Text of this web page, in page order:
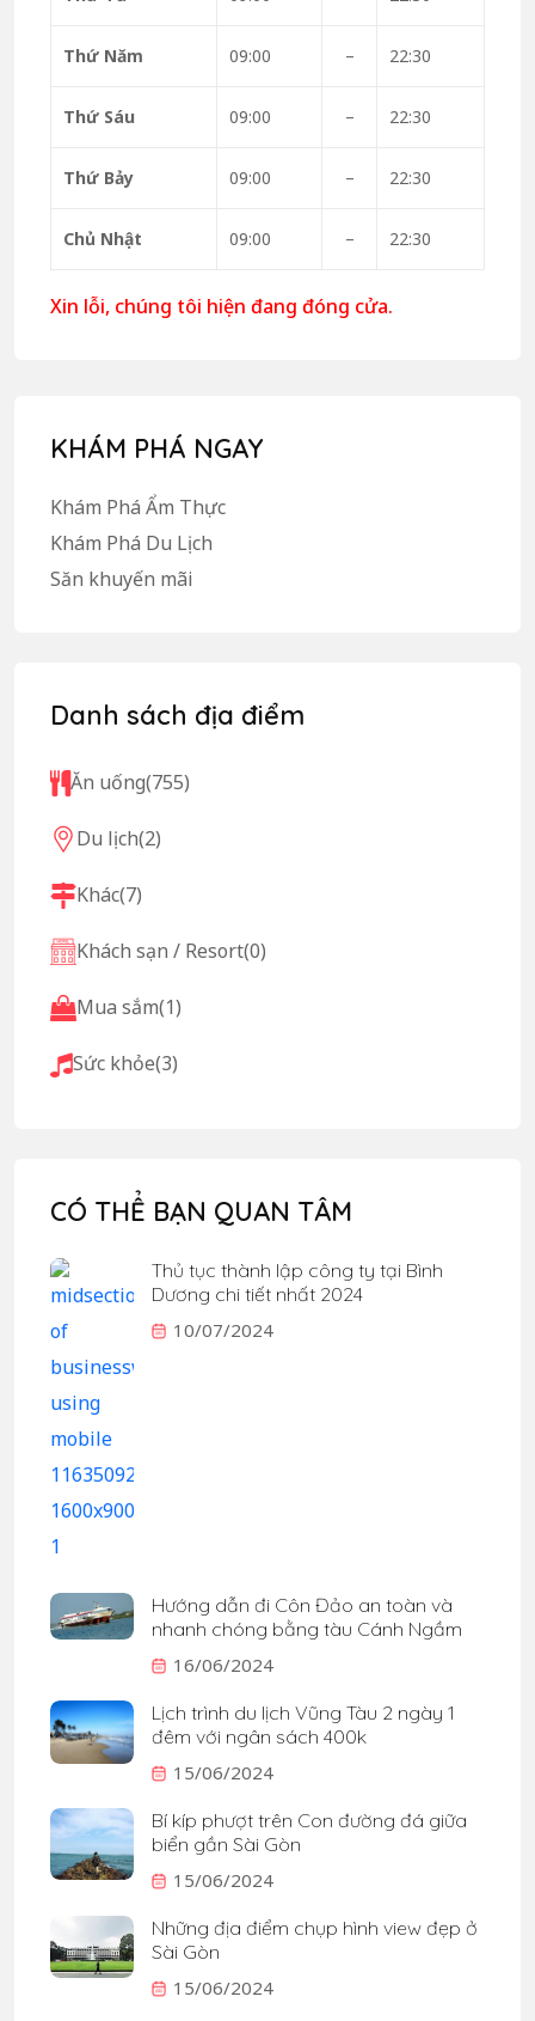
Thứ Năm 09:00 – 22:30
Thứ Sáu 09:00 – 22:30
Thứ Bảy 09:00 – 22:30
Chủ Nhật 09:00 – 22:30
Xin lỗi, chúng tôi hiện đang đóng cửa.
KHÁM PHÁ NGAY
Khám Phá Ẩm Thực
Khám Phá Du Lịch
Săn khuyến mãi
Danh sách địa điểm
Ăn uống(755)
Du lịch(2)
Khác(7)
Khách sạn / Resort(0)
Mua sắm(1)
Sức khỏe(3)
CÓ THỂ BẠN QUAN TÂM
Thủ tục thành lập công ty tại Bình
Dương chi tiết nhất 2024
10/07/2024
Hướng dẫn đi Côn Đảo an toàn và
nhanh chóng bằng tàu Cánh Ngầm
16/06/2024
Lịch trình du lịch Vũng Tàu 2 ngày 1
đêm với ngân sách 400k
15/06/2024
Bí kíp phượt trên Con đường đá giữa
biển gần Sài Gòn
15/06/2024
Những địa điểm chụp hình view đẹp ở
Sài Gòn
15/06/2024